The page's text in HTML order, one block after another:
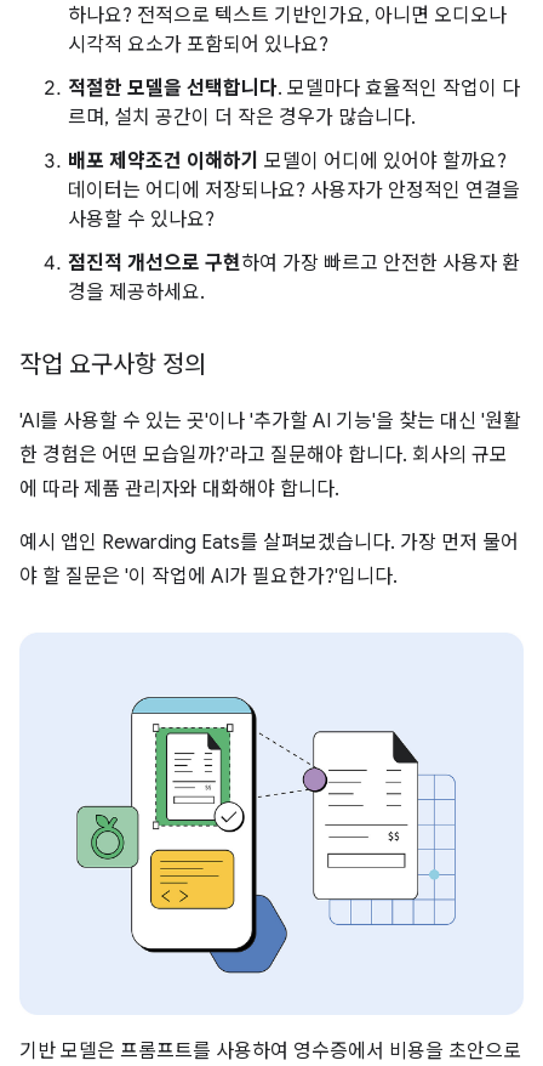
하나요? 전적으로 텍스트 기반인가요, 아니면 오디오나
시각적 요소가 포함되어 있나요?
적절한 모델을 선택합니다. 모델마다 효율적인 작업이 다
르며, 설치 공간이 더 작은 경우가 많습니다.
배포 제약조건 이해하기 모델이 어디에 있어야 할까요?
데이터는 어디에 저장되나요? 사용자가 안정적인 연결을
사용할 수 있나요?
점진적 개선으로 구현하여 가장 빠르고 안전한 사용자 환
경을 제공하세요.
작업 요구사항 정의
'AI를 사용할 수 있는 곳'이나 '추가할 AI 기능'을 찾는 대신 '원활
한 경험은 어떤 모습일까?'라고 질문해야 합니다. 회사의 규모
에 따라 제품 관리자와 대화해야 합니다.
예시 앱인 Rewarding Eats를 살펴보겠습니다. 가장 먼저 물어
야 할 질문은 '이 작업에 AI가 필요한가?'입니다.
기반 모델은 프롬프트를 사용하여 영수증에서 비용을 초안으로